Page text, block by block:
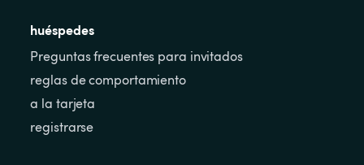
huéspedes
Preguntas frecuentes para invitados
reglas de comportamiento
a la tarjeta
registrarse